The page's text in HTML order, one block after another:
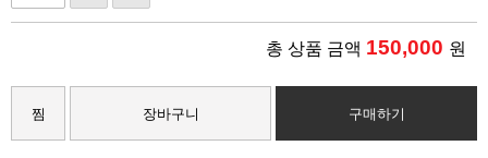
총 상품 금액 150,000 원
찜 장바구니 구매하기